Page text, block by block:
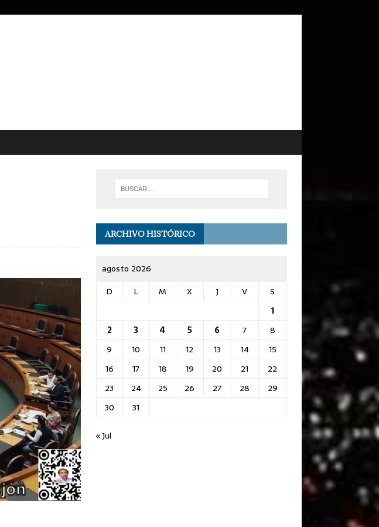
ARCHIVO HISTÓRICO
agosto 2026
D
L M X J V
S
1
2
3 4 5 6 7
8
9
10 11 12 13 14
15
16
17 18 19 20 21
22
23
24 25 26 27 28
29
30
31
« Jul